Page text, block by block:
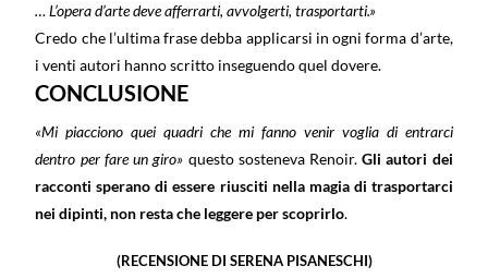
… L’opera d’arte deve afferrarti, avvolgerti, trasportarti.»
Credo che l’ultima frase debba applicarsi in ogni forma d’arte,
i venti autori hanno scritto inseguendo quel dovere.
CONCLUSIONE
«Mi piacciono quei quadri che mi fanno venir voglia di entrarci
dentro per fare un giro» questo sosteneva Renoir.Gli autori dei
racconti sperano di essere riusciti nella magia di trasportarci
nei dipinti, non resta che leggere per scoprirlo.
(RECENSIONE DI SERENA PISANESCHI)